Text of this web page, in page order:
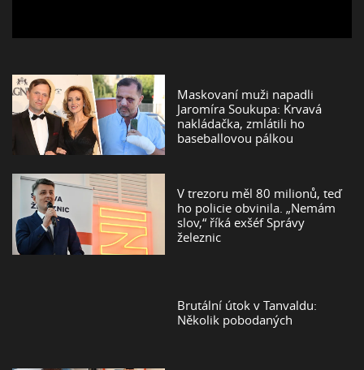
Maskovaní muži napadli
Jaromíra Soukupa: Krvavá
nakládačka, zmlátili ho
baseballovou pálkou
V trezoru měl 80 milionů, teď
ho policie obvinila. „Nemám
slov,“ říká exšéf Správy
železnic
Brutální útok v Tanvaldu:
Několik pobodaných